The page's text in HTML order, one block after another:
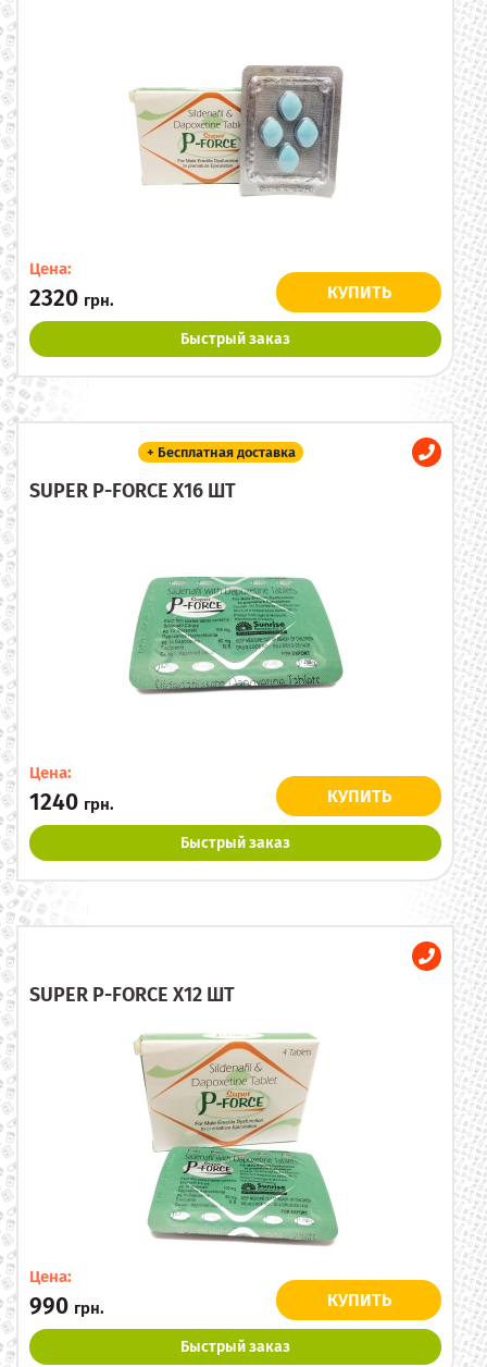
Цена:
2320 грн. КУПИТЬ
Быстрый заказ
+ Бесплатная доставка
SUPER P-FORCE X16 ШТ
Цена:
1240 грн. КУПИТЬ
Быстрый заказ
SUPER P-FORCE X12 ШТ
Цена:
990 грн. КУПИТЬ
Быстрый заказ